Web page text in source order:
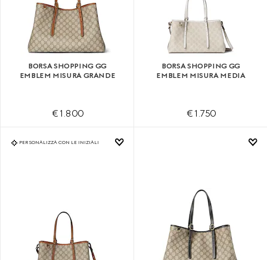
BORSA SHOPPING GG
EMBLEM MISURA GRANDE
€ 1.800
BORSA SHOPPING GG
EMBLEM MISURA MEDIA
€ 1.750
PERSONALIZZA CON LE INIZIALI